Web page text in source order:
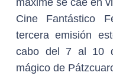
máxime se cae en
Cine Fantástico
tercera emisión
cabo del 7 al 10
mágico de